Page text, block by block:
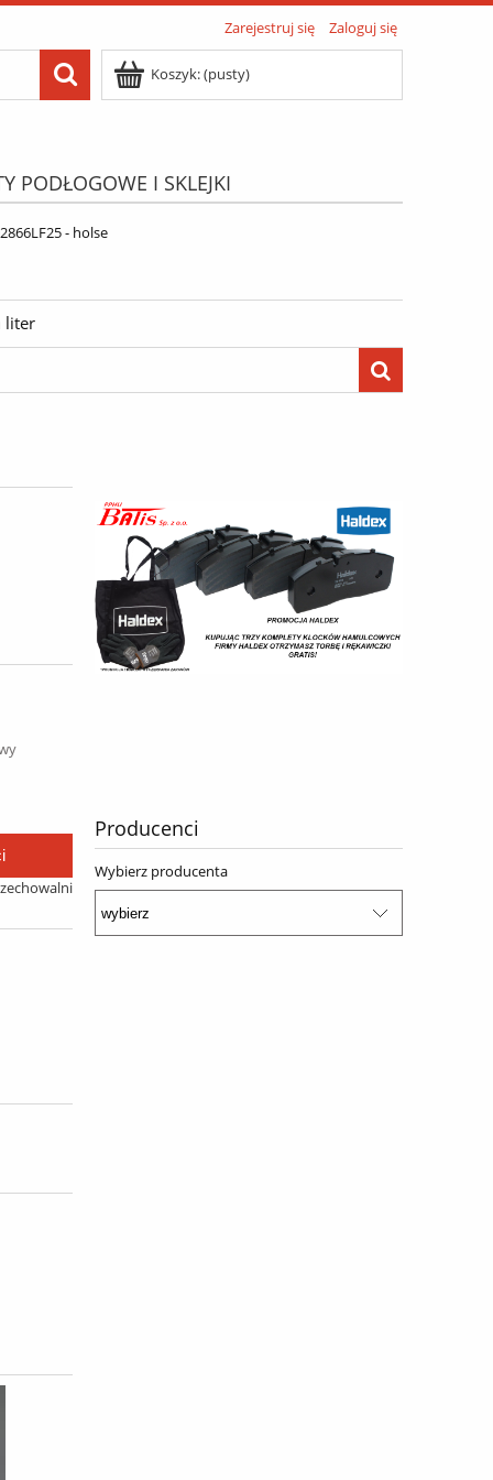
Zarejestruj się Zaloguj się
Koszyk:(pusty)
PODŁOGOWE I SKLEJKI
Menu
- holse
liter
Producenci
Wybierz producenta